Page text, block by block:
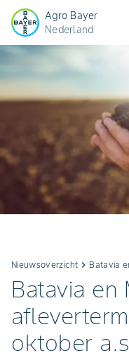
Agro Bayer
Nederland
Nieuwsoverzicht keyboard_arrow_right Batavia
Batavia en
oktober